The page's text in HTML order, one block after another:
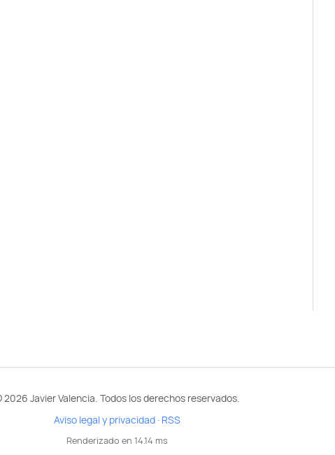
2026 Javier Valencia. Todos los derechos reservados.
Aviso legal y privacidad · RSS
Renderizado en 14.14 ms